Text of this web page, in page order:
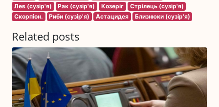
Лев (сузір'я)
Рак (сузір'я) Козеріг
Стрілець (сузір'я)
Скорпіон.
Риби (сузір'я) Астацидея Близнюки (сузір'я)
Related posts